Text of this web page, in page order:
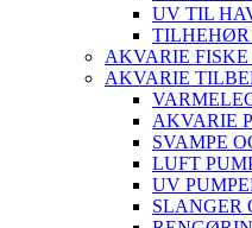
UV TIL
AKVARIE FISKE
AKVARIE
AKVARIE
SVAMPE
LUFT
UV
SLANGER